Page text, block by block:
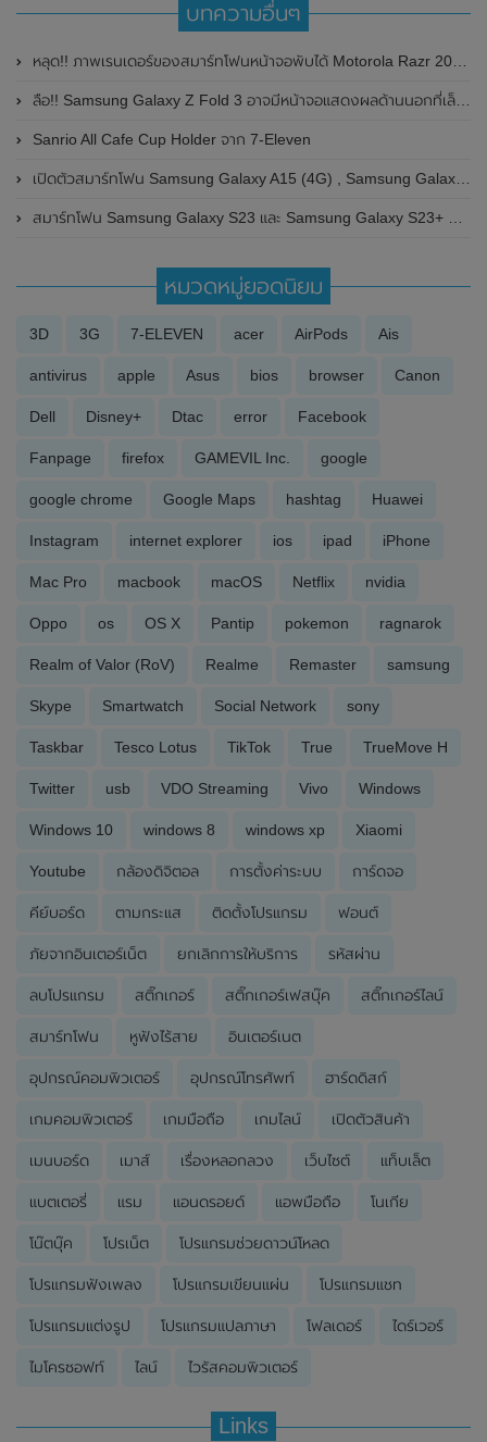
บทความอื่นๆ
หลุด!! ภาพเรนเดอร์ของสมาร์ทโฟนหน้าจอพับได้ Motorola Razr 2022 เวอร์ชั่นวางจำหน่ายนอกประเทศจีน
ลือ!! Samsung Galaxy Z Fold 3 อาจมีหน้าจอแสดงผลด้านนอกที่เล็กลง
Sanrio All Cafe Cup Holder จาก 7-Eleven
เปิดตัวสมาร์ทโฟน Samsung Galaxy A15 (4G) , Samsung Galaxy A15 (5G) และSamsung Galaxy A25 (5G) อย่างเป็นทางการแล้ว
สมาร์ทโฟน Samsung Galaxy S23 และ Samsung Galaxy S23+ ผ่านรับรองจาก FCC แล้ว พร้อมเผยรายละเอียดที่สำคัญบางส่วน
หมวดหมู่ยอดนิยม
3D 3G 7-ELEVEN acer AirPods Ais
antivirus apple Asus bios browser Canon
Dell Disney+ Dtac error Facebook
Fanpage firefox GAMEVIL Inc. google
google chrome Google Maps hashtag Huawei
Instagram internet explorer ios ipad iPhone
Mac Pro macbook macOS Netflix nvidia
Oppo os OS X Pantip pokemon ragnarok
Realm of Valor (RoV) Realme Remaster samsung
Skype Smartwatch Social Network sony
Taskbar Tesco Lotus TikTok True TrueMove H
Twitter usb VDO Streaming Vivo Windows
Windows 10 windows 8 windows xp Xiaomi
Youtube กล้องดิจิตอล การตั้งค่าระบบ การ์ดจอ
คีย์บอร์ด ตามกระแส ติดตั้งโปรแกรม ฟอนต์
ภัยจากอินเตอร์เน็ต ยกเลิกการให้บริการ รหัสผ่าน
ลบโปรแกรม สติ๊กเกอร์ สติ๊กเกอร์เฟสบุ๊ค สติ๊กเกอร์ไลน์
สมาร์ทโฟน หูฟังไร้สาย อินเตอร์เนต
อุปกรณ์คอมพิวเตอร์ อุปกรณ์โทรศัพท์ ฮาร์ดดิสก์
เกมคอมพิวเตอร์ เกมมือถือ เกมไลน์ เปิดตัวสินค้า
เมนบอร์ด เมาส์ เรื่องหลอกลวง เว็บไซต์ แท็บเล็ต
แบตเตอรี่ แรม แอนดรอยด์ แอพมือถือ โนเกีย
โน๊ตบุ๊ค โปรเน็ต โปรแกรมช่วยดาวน์โหลด
โปรแกรมฟังเพลง โปรแกรมเขียนแผ่น โปรแกรมแชท
โปรแกรมแต่งรูป โปรแกรมแปลภาษา โฟลเดอร์ ไดร์เวอร์
ไมโครซอฟท์ ไลน์ ไวรัสคอมพิวเตอร์
Links